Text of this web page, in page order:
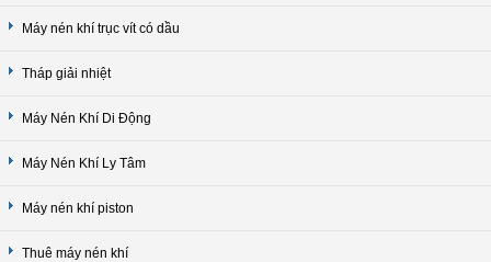
Máy nén khí trục vít có dầu
Tháp giải nhiệt
Máy Nén Khí Di Động
Máy Nén Khí Ly Tâm
Máy nén khí piston
Thuê máy nén khí